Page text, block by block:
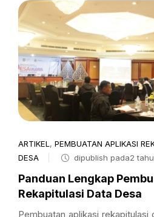
ARTIKEL , PEMBUATAN APLIKASI
DESA
dipublish pada2
Panduan Lengkap
Rekapitulasi Data Desa
Pembuatan aplikasi rekapitulasi